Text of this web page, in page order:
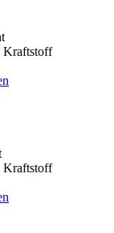
Kraftstoff
Kraftstoff